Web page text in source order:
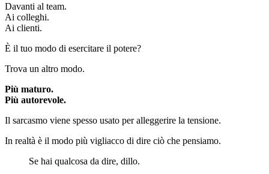
Davanti al team.
Ai colleghi.
Ai clienti.
È il tuo modo di esercitare il potere?
Trova un altro modo.
Più maturo.
Più autorevole.
Il sarcasmo viene spesso usato per alleggerire la tensione.
In realtà è il modo più vigliacco di dire ciò che pensiamo.
Se hai qualcosa da dire, dillo.